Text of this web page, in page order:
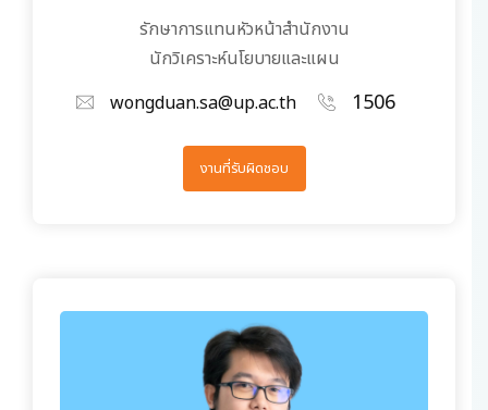
รักษาการแทนหัวหน้าสำนักงาน
นักวิเคราะห์นโยบายและแผน
wongduan.sa@up.ac.th
1506